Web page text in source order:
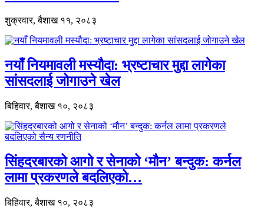
शुक्रवार, बैशाख ११, २०८३
नयाँ नियमावली मस्यौदा: भ्रष्टाचार मुद्दा लागेका
सांसदलाई जोगाउने खेल
बिहिवार, बैशाख १०, २०८३
सिंहदरबारको आगो र सेनाको ‘मौन’ बन्दुक: कर्नल
लामा प्रकरणले बदलिएको…
बिहिवार, बैशाख १०, २०८३